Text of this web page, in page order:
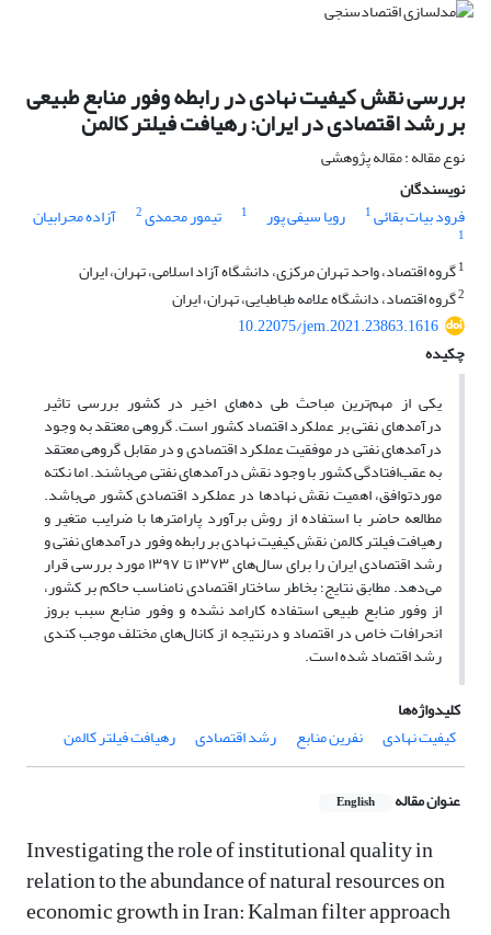
بررسی نقش کیفیت نهادی در رابطه وفور منابع طبیعی
بر رشد اقتصادی در ایران: رهیافت فیلتر کالمن
نوع مقاله : مقاله پژوهشی
نویسندگان
فرود بیات بقائی1 رویا سیفی پور 1 تیمور محمدی2 آزاده محرابیان
1
1گروه اقتصاد، واحد تهران مرکزی، دانشگاه آزاد اسلامی، تهران، ایران
2گروه اقتصاد، دانشگاه علامه طباطبایی، تهران، ایران
10.22075/jem.2021.23863.1616
چکیده
یکی از مهم‌ترین مباحث طی ده‌های اخیر در کشور بررسی تاثیر
درآمدهای نفتی بر عملکرد اقتصاد کشور است. گروهی معتقد به وجود
درآمدهای نفتی در موفقیت عملکرد اقتصادی و در مقابل گروهی معتقد
به عقب‌افتادگی کشور با وجود نقش درآمدهای نفتی می‌باشند. اما نکته
موردتوافق، اهمیت نقش نهادها در عملکرد اقتصادی کشور می‌باشد.
مطالعه حاضر با استفاده از روش برآورد پارامترها با ضرایب متغیر و
رهیافت فیلتر کالمن نقش کیفیت نهادی بر رابطه وفور درآمدهای نفتی و
رشد اقتصادی ایران را برای سال‌های ۱۳۷۳ تا ۱۳۹۷ مورد بررسی قرار
می‌دهد. مطابق نتایج؛ بخاطر ساختار اقتصادی نامناسب حاکم بر کشور،
از وفور منابع طبیعی استفاده کارامد نشده و وفور منابع سبب بروز
انحرافات خاص در اقتصاد و درنتیجه از کانال‌های مختلف موجب کندی
رشد اقتصاد شده است.
کلیدواژه‌ها
کیفیت نهادی
نفرین منابع رشد اقتصادی رهیافت فیلتر کالمن
عنوان مقاله English
Investigating the role of institutional quality in
relation to the abundance of natural resources on
economic growth in Iran: Kalman filter approach